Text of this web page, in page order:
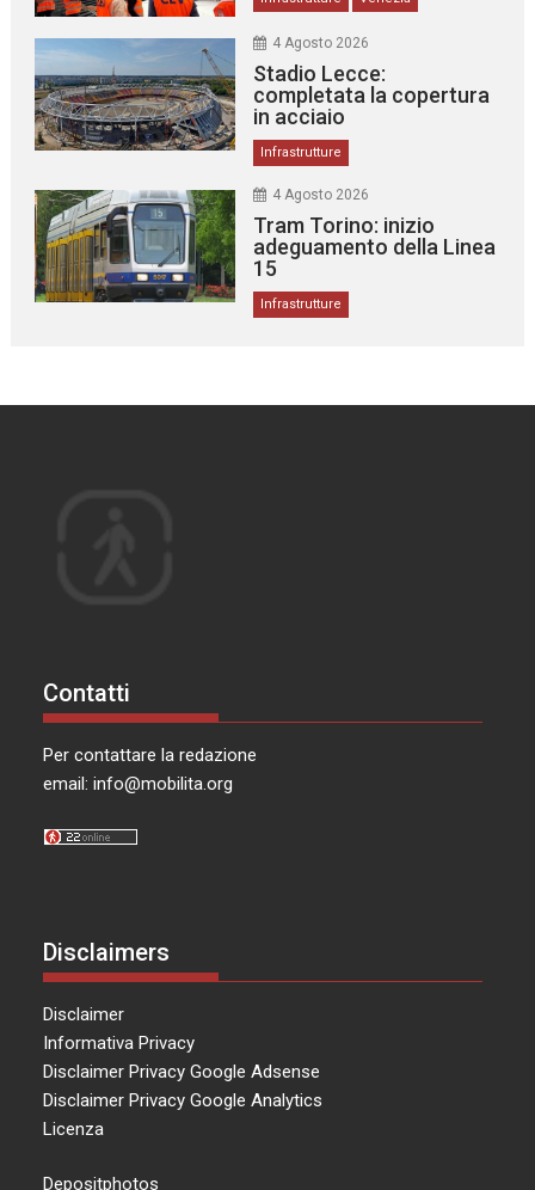
4 Agosto 2026
Stadio Lecce:
completata la copertura
in acciaio
Infrastrutture
4 Agosto 2026
Tram Torino: inizio
adeguamento della Linea
15
Infrastrutture
Contatti
Per contattare la redazione
email:info@mobilita.org
Disclaimers
Disclaimer
Informativa Privacy
Disclaimer Privacy Google Adsense
Disclaimer Privacy Google Analytics
Licenza
Depositphotos